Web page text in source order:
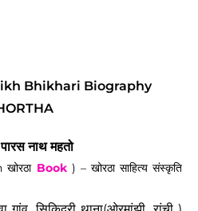
Bhikhari Biography
पारस नाथ महतो
Book) – खोरठा साहित्य संस्कृति